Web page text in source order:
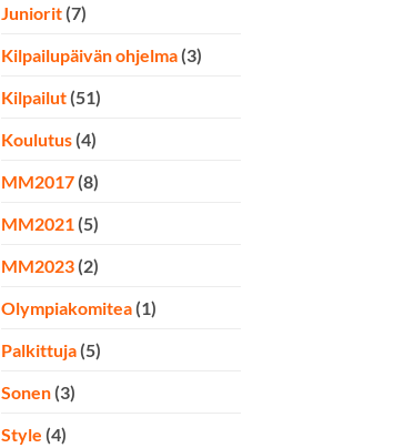
Juniorit(7)
Kilpailupäivän ohjelma(3)
Kilpailut(51)
Koulutus(4)
MM2017(8)
MM2021 (5)
MM2023(2)
Olympiakomitea(1)
Palkittuja(5)
Sonen(3)
Style (4)